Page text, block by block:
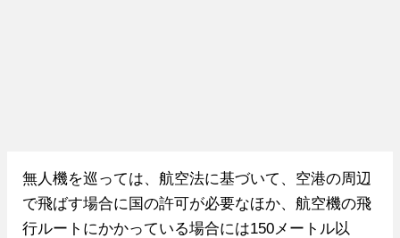
無人機を巡っては、航空法に基づいて、空港の周辺
で飛ばす場合に国の許可が必要なほか、航空機の飛
行ルートにかかっている場合には150メートル以